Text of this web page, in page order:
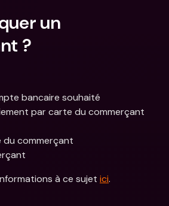
un
?
bancaire souhaité
par carte du commerçant
du commerçant
à ce sujet ici.